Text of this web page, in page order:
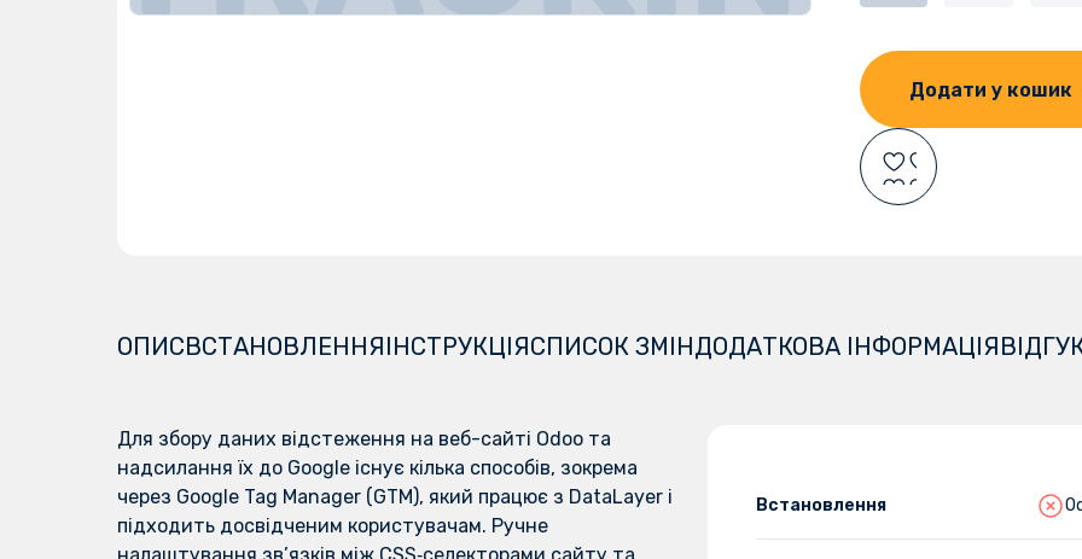
Додати у кошик
ОПИСВСТАНОВЛЕННЯІНСТРУКЦІЯСПИСОК ЗМІНДОДАТКОВА ІНФОРМАЦІЯ
Для збору даних відстеження на веб-сайті Odoo та
надсилання їх до Google існує кілька способів, зокрема
через Google Tag Manager (GTM), який працює з DataLayer і
підходить досвідченим користувачам. Ручне
Встановлення